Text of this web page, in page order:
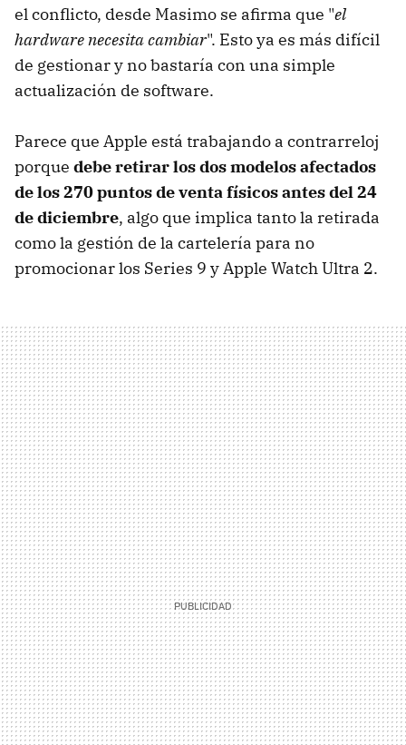
el conflicto, desde Masimo se afirma que "el
hardware necesita cambiar". Esto ya es más difícil
de gestionar y no bastaría con una simple
actualización de software.
Parece que Apple está trabajando a contrarreloj
porque debe retirar los dos modelos afectados
de los 270 puntos de venta físicos antes del 24
de diciembre, algo que implica tanto la retirada
como la gestión de la cartelería para no
promocionar los Series 9 y Apple Watch Ultra 2.